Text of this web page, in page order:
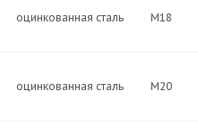
оцинкованная сталь М18
оцинкованная сталь М20